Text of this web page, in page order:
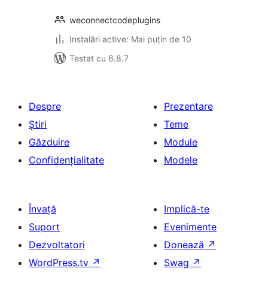
weconnectcodeplugins
Instalări active: Mai puțin de 10
Testat cu 6.8.7
Despre
Știri
Găzduire
Confidențialitate
Prezentare
Teme
Module
Modele
Învață
Suport
Dezvoltatori
WordPress.tv ↗
Implică-te
Evenimente
Donează ↗
Swag ↗